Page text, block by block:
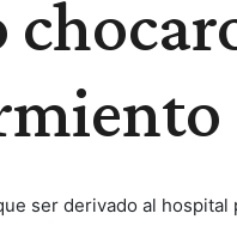
ser derivado al